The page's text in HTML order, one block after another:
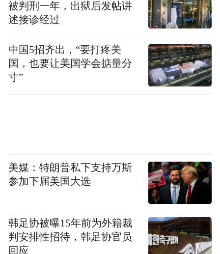
被判刑一年，出狱后发帖讲
述接诊经过
中国5招齐出，“要打疼美
国，也要让美国学会掂量分
寸”
美媒：特朗普私下支持万斯
参加下届美国大选
韩足协被曝15年前为外籍裁
判安排性招待，韩足协官员
回应